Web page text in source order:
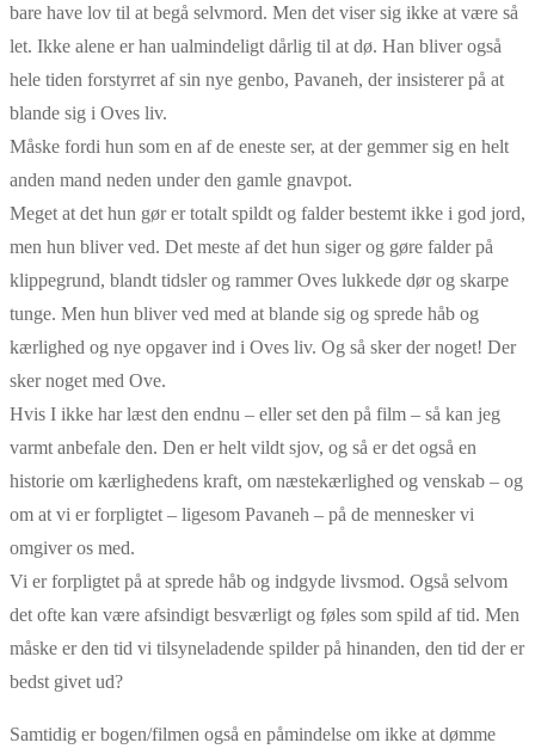
bare have lov til at begå selvmord. Men det viser sig ikke at være så
let. Ikke alene er han ualmindeligt dårlig til at dø. Han bliver også
hele tiden forstyrret af sin nye genbo, Pavaneh, der insisterer på at
blande sig i Oves liv.
Måske fordi hun som en af de eneste ser, at der gemmer sig en helt
anden mand neden under den gamle gnavpot.
Meget at det hun gør er totalt spildt og falder bestemt ikke i god jord,
men hun bliver ved. Det meste af det hun siger og gøre falder på
klippegrund, blandt tidsler og rammer Oves lukkede dør og skarpe
tunge. Men hun bliver ved med at blande sig og sprede håb og
kærlighed og nye opgaver ind i Oves liv. Og så sker der noget! Der
sker noget med Ove.
Hvis I ikke har læst den endnu – eller set den på film – så kan jeg
varmt anbefale den. Den er helt vildt sjov, og så er det også en
historie om kærlighedens kraft, om næstekærlighed og venskab – og
om at vi er forpligtet – ligesom Pavaneh – på de mennesker vi
omgiver os med.
Vi er forpligtet på at sprede håb og indgyde livsmod. Også selvom
det ofte kan være afsindigt besværligt og føles som spild af tid. Men
måske er den tid vi tilsyneladende spilder på hinanden, den tid der er
bedst givet ud?
Samtidig er bogen/filmen også en påmindelse om ikke at dømme